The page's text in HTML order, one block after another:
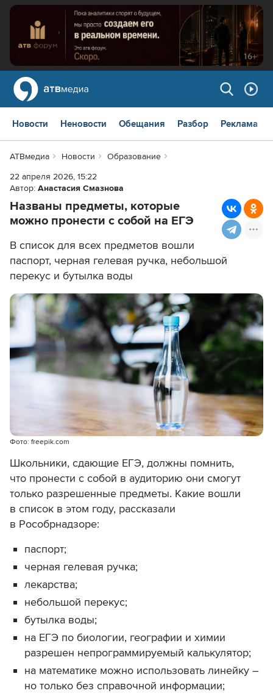
Новости Неновости Обещания Разбор Реклама
АТВмедиа Новости
Образование
22 апреля 2026, 15:22
Автор: Анастасия Смазнова
Названы предметы, которые
можно пронести с собой на ЕГЭ
В список для всех предметов вошли
паспорт, черная гелевая ручка, небольшой
перекус и бутылка воды
Фото: freepik.com
Школьники, сдающие ЕГЭ, должны помнить,
что пронести с собой в аудиторию они смогут
только разрешенные предметы. Какие вошли
в список в этом году, рассказали
в Рособрнадзоре:
паспорт;
черная гелевая ручка;
лекарства;
небольшой перекус;
бутылка воды;
на ЕГЭ по биологии, географии и химии
разрешен непрограммируемый калькулятор;
на математике можно использовать линейку –
но только без справочной информации;